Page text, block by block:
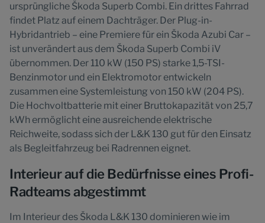
ursprüngliche Škoda Superb Combi. Ein drittes Fahrrad
findet Platz auf einem Dachträger. Der Plug-in-
Hybridantrieb – eine Premiere für ein Škoda Azubi Car –
ist unverändert aus dem Škoda Superb Combi iV
übernommen. Der 110 kW (150 PS) starke 1,5-TSI-
Benzinmotor und ein Elektromotor entwickeln
zusammen eine Systemleistung von 150 kW (204 PS).
Die Hochvoltbatterie mit einer Bruttokapazität von 25,7
kWh ermöglicht eine ausreichende elektrische
Reichweite, sodass sich der L&K 130 gut für den Einsatz
als Begleitfahrzeug bei Radrennen eignet.
Interieur auf die Bedürfnisse eines Profi-
Radteams abgestimmt
Im Interieur des Škoda L&K 130 dominieren wie im